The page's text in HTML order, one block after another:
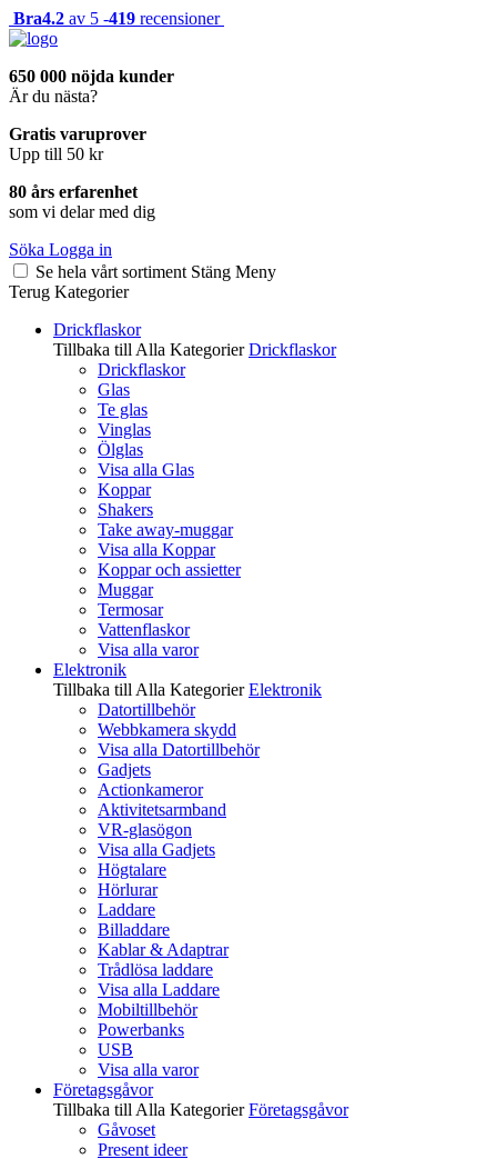
Bra4.2 av 5 -419 recensioner
650 000 nöjda kunder
Är du nästa?
Gratis varuprover
Upp till 50 kr
80 års erfarenhet
som vi delar med dig
Söka Logga in
Se hela vårt sortiment Stäng Meny
Terug Kategorier
Drickflaskor
Tillbaka till Alla Kategorier Drickflaskor
Drickflaskor
Glas
Te glas
Vinglas
Ölglas
Visa alla Glas
Koppar
Shakers
Take away-muggar
Visa alla Koppar
Koppar och assietter
Muggar
Termosar
Vattenflaskor
Visa alla varor
Elektronik
Tillbaka till Alla Kategorier Elektronik
Datortillbehör
Webbkamera skydd
Visa alla Datortillbehör
Gadjets
Actionkameror
Aktivitetsarmband
VR-glasögon
Visa alla Gadjets
Högtalare
Hörlurar
Laddare
Billaddare
Kablar & Adaptrar
Trådlösa laddare
Visa alla Laddare
Mobiltillbehör
Powerbanks
USB
Visa alla varor
Företagsgåvor
Tillbaka till Alla Kategorier Företagsgåvor
Gåvoset
Present ideer